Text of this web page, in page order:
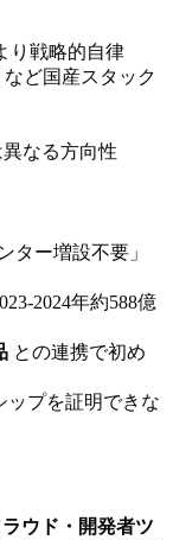
り戦略的自律
など国産スタック
なる方向性
ター増設不要」
2024年約588億
との連携で初め
ップを証明できな
ウド・開発者ツ